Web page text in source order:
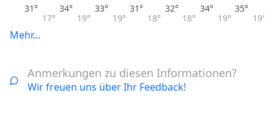
31°
17°
34°
19°
33°
19°
31°
18°
32°
18°
34°
19°
35°
19°
Mehr...
Anmerkungen zu diesen Informationen?
Wir freuen uns über Ihr Feedback!